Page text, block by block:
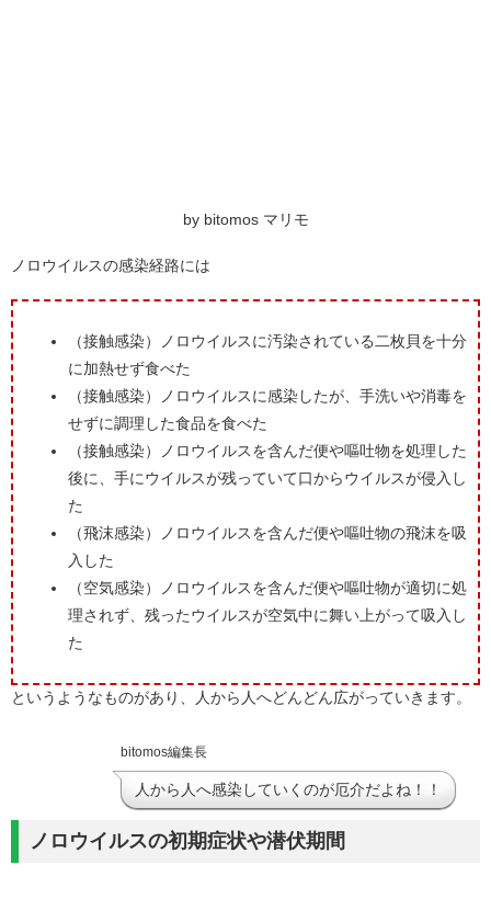
by bitomos マリモ
ノロウイルスの感染経路には
（接触感染）ノロウイルスに汚染されている二枚貝を十分
に加熱せず食べた
（接触感染）ノロウイルスに感染したが、手洗いや消毒を
せずに調理した食品を食べた
（接触感染）ノロウイルスを含んだ便や嘔吐物を処理した
後に、手にウイルスが残っていて口からウイルスが侵入し
た
（飛沫感染）ノロウイルスを含んだ便や嘔吐物の飛沫を吸
入した
（空気感染）ノロウイルスを含んだ便や嘔吐物が適切に処
理されず、残ったウイルスが空気中に舞い上がって吸入し
た
というようなものがあり、人から人へどんどん広がっていきます。
bitomos編集長
人から人へ感染していくのが厄介だよね！！
ノロウイルスの初期症状や潜伏期間